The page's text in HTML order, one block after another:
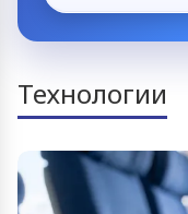
Технологии